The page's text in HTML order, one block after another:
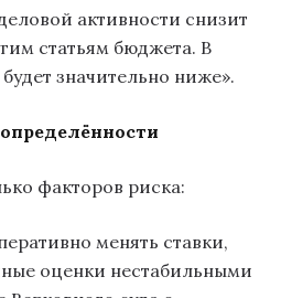
активности снизит
статьям бюджета. В
значительно ниже».
факторов риска:
менять ставки,
оценки нестабильными